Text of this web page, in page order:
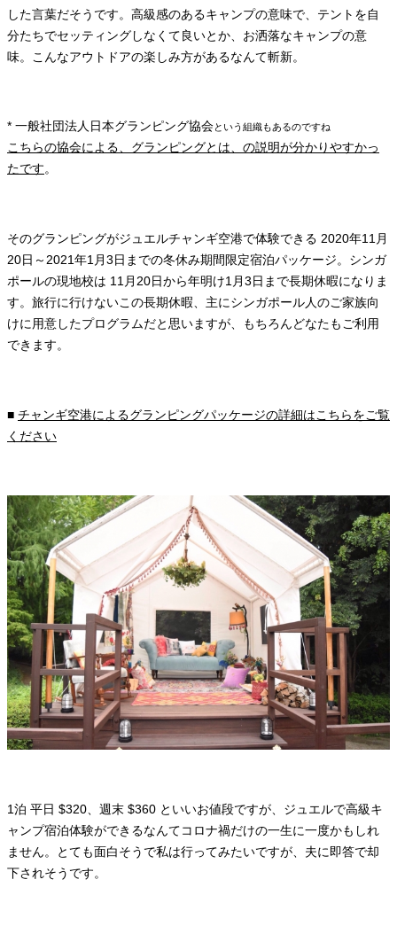
した言葉だそうです。高級感のあるキャンプの意味で、テントを自
分たちでセッティングしなくて良いとか、お洒落なキャンプの意
味。こんなアウトドアの楽しみ方があるなんて斬新。
* 一般社団法人日本グランピング協会という組織もあるのですね
こちらの協会による、グランピングとは、の説明が分かりやすかっ
たです。
そのグランピングがジュエルチャンギ空港で体験できる 2020年11月
20日～2021年1月3日までの冬休み期間限定宿泊パッケージ。シンガ
ポールの現地校は 11月20日から年明け1月3日まで長期休暇になりま
す。旅行に行けないこの長期休暇、主にシンガポール人のご家族向
けに用意したプログラムだと思いますが、もちろんどなたもご利用
できます。
■ チャンギ空港によるグランピングパッケージの詳細はこちらをご覧
ください
1泊 平日 $320、週末 $360 といいお値段ですが、ジュエルで高級キ
ャンプ宿泊体験ができるなんてコロナ禍だけの一生に一度かもしれ
ません。とても面白そうで私は行ってみたいですが、夫に即答で却
下されそうです。